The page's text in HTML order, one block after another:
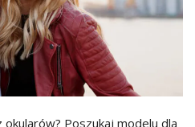
okularów? Poszukaj modelu dla